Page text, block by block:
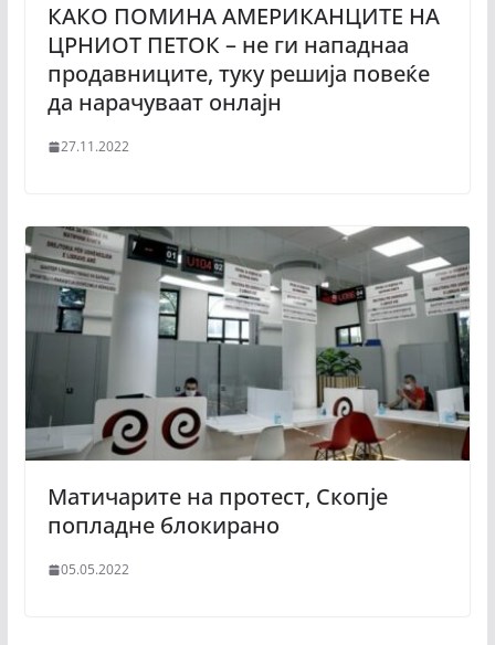
КАКО ПОМИНА АМЕРИКАНЦИТЕ НА
ЦРНИОТ ПЕТОК – не ги нападнаа
продавниците, туку решија повеќе
да нарачуваат онлајн
27.11.2022
Матичарите на протест, Скопје
попладне блокирано
05.05.2022